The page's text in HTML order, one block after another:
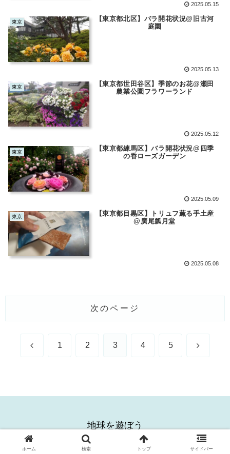
2025.05.15
東京
【東京都北区】バラ開花状況@旧古河
庭園
2025.05.13
東京
【東京都世田谷区】季節のお花@瀬田
農業公園フラワーランド
2025.05.12
東京
【東京都練馬区】バラ開花状況@四季
の香ローズガーデン
2025.05.09
東京
【東京都目黒区】トリュフ薫る手土産
@廣尾瓢月堂
2025.05.08
次のページ
前 1 2 3 4 5 次
地球を遊ぼう
© 2025 地球を遊ぼう.
ホーム 検索 トップ サイドバー